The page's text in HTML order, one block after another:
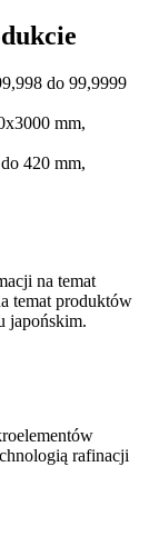
do 99,9999
mm,
420 mm,
na temat
temat produktów
japońskim.
rafinacji